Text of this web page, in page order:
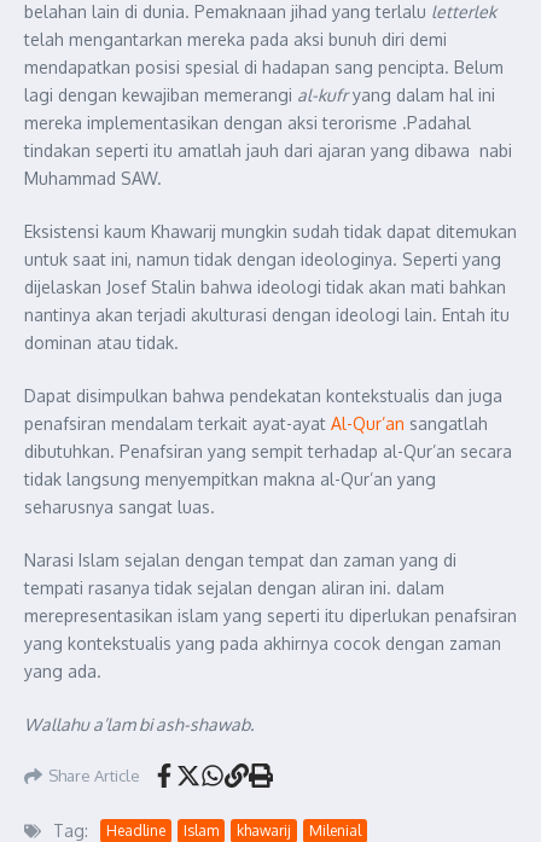
belahan lain di dunia. Pemaknaan jihad yang terlalu letterlek
telah mengantarkan mereka pada aksi bunuh diri demi
mendapatkan posisi spesial di hadapan sang pencipta. Belum
lagi dengan kewajiban memerangi al-kufryang dalam hal ini
mereka implementasikan dengan aksi terorisme .Padahal
tindakan seperti itu amatlah jauh dari ajaran yang dibawa nabi
Muhammad SAW.
Eksistensi kaum Khawarij mungkin sudah tidak dapat ditemukan
untuk saat ini, namun tidak dengan ideologinya. Seperti yang
dijelaskan Josef Stalin bahwa ideologi tidak akan mati bahkan
nantinya akan terjadi akulturasi dengan ideologi lain. Entah itu
dominan atau tidak.
Dapat disimpulkan bahwa pendekatan kontekstualis dan juga
penafsiran mendalam terkait ayat-ayat Al-Qur’an sangatlah
dibutuhkan. Penafsiran yang sempit terhadap al-Qur’an secara
tidak langsung menyempitkan makna al-Qur’an yang
seharusnya sangat luas.
Narasi Islam sejalan dengan tempat dan zaman yang di
tempati rasanya tidak sejalan dengan aliran ini. dalam
merepresentasikan islam yang seperti itu diperlukan penafsiran
yang kontekstualis yang pada akhirnya cocok dengan zaman
yang ada.
Wallahu a’lam bi ash-shawab.
Share Article
Tag: Headline Islam khawarij Milenial